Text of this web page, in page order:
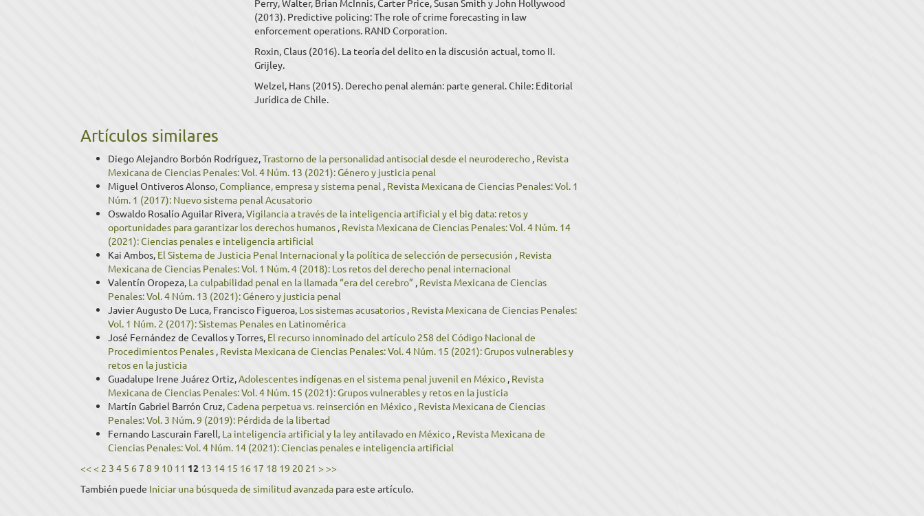
Perry, Walter, Brian McInnis, Carter Price, Susan Smith y John Hollywood
(2013). Predictive policing: The role of crime forecasting in law
enforcement operations. RAND Corporation.
Roxin, Claus (2016). La teoría del delito en la discusión actual, tomo II.
Grijley.
Welzel, Hans (2015). Derecho penal alemán: parte general. Chile: Editorial
Jurídica de Chile.
Artículos similares
Diego Alejandro Borbón Rodríguez,Trastorno de la personalidad antisocial desde el neuroderecho , Revista
Mexicana de Ciencias Penales: Vol. 4 Núm. 13 (2021): Género y justicia penal
Miguel Ontiveros Alonso,Compliance, empresa y sistema penal , Revista Mexicana de Ciencias Penales: Vol. 1
Núm. 1 (2017): Nuevo sistema penal Acusatorio
Oswaldo Rosalío Aguilar Rivera,Vigilancia a través de la inteligencia artificial y el big data: retos y
oportunidades para garantizar los derechos humanos , Revista Mexicana de Ciencias Penales: Vol. 4 Núm. 14
(2021): Ciencias penales e inteligencia artificial
Kai Ambos, El Sistema de Justicia Penal Internacional y la política de selección de persecusión , Revista
Mexicana de Ciencias Penales: Vol. 1 Núm. 4 (2018): Los retos del derecho penal internacional
Valentín Oropeza, La culpabilidad penal en la llamada “era del cerebro” , Revista Mexicana de Ciencias
Penales: Vol. 4 Núm. 13 (2021): Género y justicia penal
Javier Augusto De Luca, Francisco Figueroa, Los sistemas acusatorios , Revista Mexicana de Ciencias Penales:
Vol. 1 Núm. 2 (2017): Sistemas Penales en Latinomérica
José Fernández de Cevallos y Torres, El recurso innominado del artículo 258 del Código Nacional de
Procedimientos Penales , Revista Mexicana de Ciencias Penales: Vol. 4 Núm. 15 (2021): Grupos vulnerables y
retos en la justicia
Guadalupe Irene Juárez Ortiz,Adolescentes indígenas en el sistema penal juvenil en México , Revista
Mexicana de Ciencias Penales: Vol. 4 Núm. 15 (2021): Grupos vulnerables y retos en la justicia
Martín Gabriel Barrón Cruz,Cadena perpetua vs. reinserción en México , Revista Mexicana de Ciencias
Penales: Vol. 3 Núm. 9 (2019): Pérdida de la libertad
Fernando Lascurain Farell, La inteligencia artificial y la ley antilavado en México , Revista Mexicana de
Ciencias Penales: Vol. 4 Núm. 14 (2021): Ciencias penales e inteligencia artificial
<< < 2 3 4 5 67 8 9 10 11 12 13 14 15 16 17 18 19 20 21 > >>
También puede Iniciar una búsqueda de similitud avanzada para este artículo.